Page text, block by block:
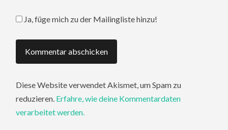
Ja, füge mich zu der Mailingliste hinzu!
Diese Website verwendet Akismet, um Spam zu
reduzieren. Erfahre, wie deine Kommentardaten
verarbeitet werden.